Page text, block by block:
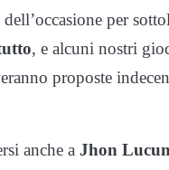
per
, e alcuni nostri
proposte
anche a Jhon